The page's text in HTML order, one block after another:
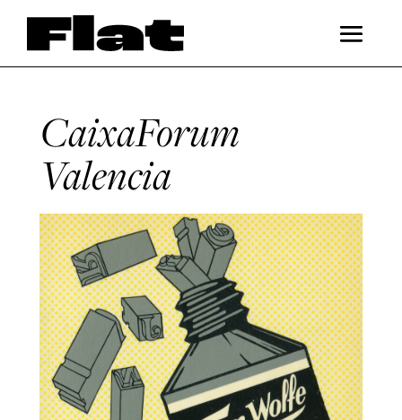
CaixaForum
Valencia